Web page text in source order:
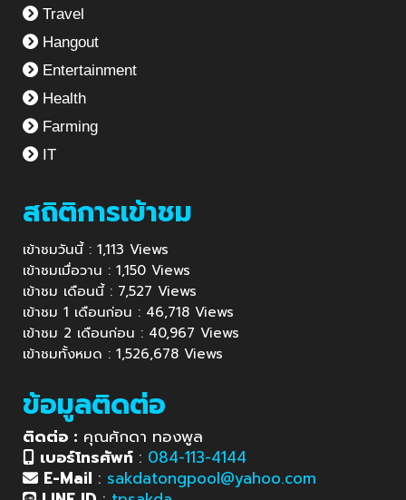
Travel
Hangout
Entertainment
Health
Farming
IT
สถิติการเข้าชม
เข้าชมวันนี้ : 1,113 Views
เข้าชมเมื่อวาน : 1,150 Views
เข้าชม เดือนนี้ : 7,527 Views
เข้าชม 1 เดือนก่อน : 46,718 Views
เข้าชม 2 เดือนก่อน : 40,967 Views
เข้าชมทั้งหมด : 1,526,678 Views
ข้อมูลติดต่อ
ติดต่อ : คุณศักดา ทองพูล
เบอร์โทรศัพท์ : 084-113-4144
E-Mail : sakdatongpool@yahoo.com